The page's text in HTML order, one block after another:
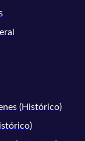
(Histórico)